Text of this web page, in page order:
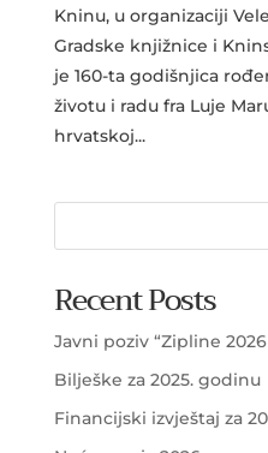
Kninu, u organizaciji
Gradske knjižnice i
je 160-ta godišnjica
životu i radu fra Luje
hrvatskoj...
Recent Posts
Javni poziv “Zipline
Bilješke za 2025. godinu
Financijski izvještaj za